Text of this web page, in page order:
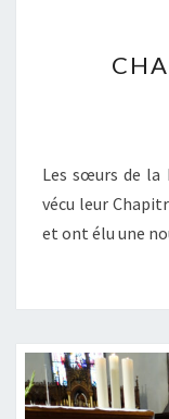
Les sœurs de la
vécu leur
et ont élu une